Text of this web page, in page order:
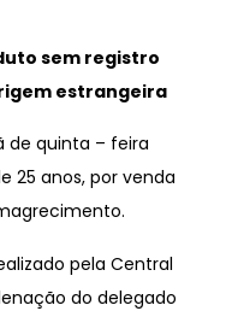
sem registro
estrangeira
de quinta – feira
25 anos, por venda
pela Central
do delegado